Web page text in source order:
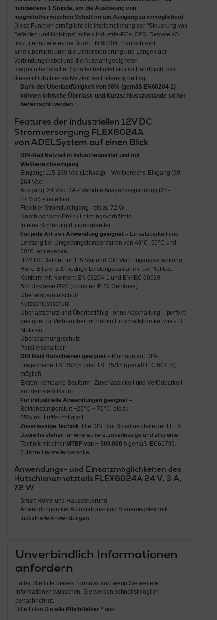
mindestens 1 Stunde, um die Auslösung von
magnetothermischen Schaltern am Ausgang zu ermöglichen)
Diese Funktion ermöglicht die Implemetierung der "Steuerung von
Befehlen und Notstops" mittels Industrie-PCs, SPS, Remote I/O
usw., genau wie es die Norm EN 60204−1 vorschreibt.
Eine Übersicht über die Dimensionierung und Längen der
Verbindungskabel und die Auswahl geeigneter
magnetothermischer Schalter befindet sich im Handbuch, das
diesem Hutschienen Netzteil bei Lieferung beiliegt.
Dank der Überlastfähigkeit von 50% (gemäß EN60204-1)
können kritische Überlast- und Kurzschlusszustände sicher
beherrscht werden
Features der industriellen 12V DC
Stromversorgung FLEX6024A
von ADELSystem auf einen Blick
DIN-Rail Netzteil in Industriequalität und mit
Weitbereichseingang
Eingang: 115-230 Vac (1phasig) – Weitbereichs-Eingang (90–
264 Vac)
Ausgang: 24 Vdc, 3A – Variable Ausgangsspannung (22-
27 Vdc) einstellbar
Flexibler Stromdurchgang - bis zu 72 W
Unschlagbares Preis / Leistungsverhältnis
Interne Sicherung (Eingangsseite)
Für jede Art von Anwendung geeignet– Einsetzbarkeit und
Leistung bei Umgebungs­temperaturen von 40°C, 50°C und
60°C angegeben
12V DC Netzteil für 115 Vac und 230 Vac Eingangsspannung
Hohe Effizienz & niedrige Leistungsaufnahme bei Nulllast
Konform mit Normen: EN 60204-1 und EN/IEC 60529
Schutzklasse IP20 (robustes IP 20 Gehäuse)
Übertemperaturschutz
Kurzschlussschutz
Überlastschutz und Überlastfähig - ohne Abschaltung – perfekt
geeignet für Verbraucher mit hohen Einschaltströmen, wie z.B.
Motoren
Überspannungsschutz
Parallelschaltbar
DIN Rail/ Hutschienen geeignet– Montage auf DIN-
Tragschiene TS−35/7,5 oder TS−35/15 (gemäß IEC 60715)
möglich
Extrem kompakte Bauform - Zuverlässigkeit und Verfügbarkeit
auf kleinstem Raum.
Für industrielle Anwendungen geeignet–
Betriebstemperatur: −25°C ~ 70°C, bis zu
95% rel. Luftfeuchtigkeit
Zuverlässige Technik: Die DIN Rail Schaltnetzteile der FLEX
Baureihe stehen für eine äußerst zuverlässige und effiziente
Technik mit einer MTBF von > 500.000 hgemäß IEC61709.
3 Jahre Herstellergarantie
Anwendungs- und Einsatzmöglichkeiten des
Hutschienennetzteils FLEX6024A 24 V, 3 A,
72 W
Smart Home und Haussteuerung
Anwendungen der Automations- und Steuerungstechnik
Industrielle Anwendungen
Unverbindlich Informationen
anfordern
Füllen Sie bitte dieses Formular aus, wenn Sie weitere
Informationen wünschen. Sie werden schnellstmöglich
benachrichtigt.
Bitte füllen Sie alle Pflichtfelder * aus.